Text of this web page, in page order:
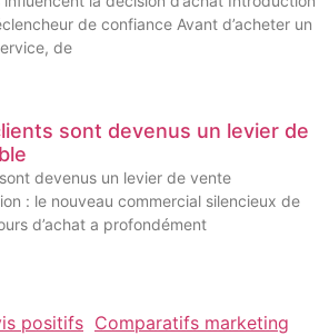
de confiance Avant d’acheter un
de
sont devenus un levier de
devenus un levier de vente
: le nouveau commercial silencieux de
d’achat a profondément
positifs Comparatifs marketing